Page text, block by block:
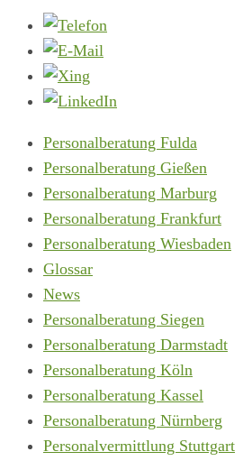
Personalberatung Fulda
Personalberatung Gießen
Personalberatung Marburg
Personalberatung Frankfurt
Personalberatung Wiesbaden
Glossar
News
Personalberatung Siegen
Personalberatung Darmstadt
Personalberatung Köln
Personalberatung Kassel
Personalberatung Nürnberg
Personalvermittlung Stuttgart